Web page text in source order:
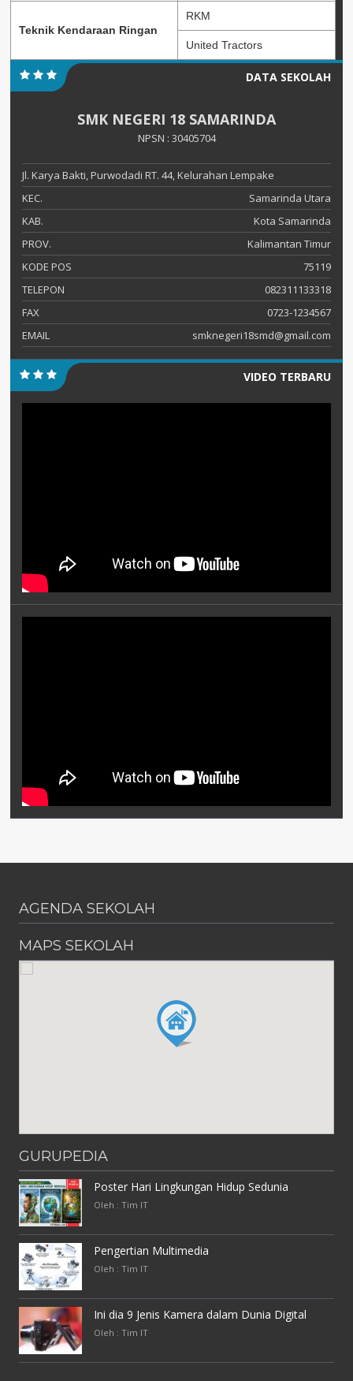
Teknik Kendaraan Ringan
RKM
United Tractors
DATA SEKOLAH
SMK NEGERI 18 SAMARINDA
NPSN : 30405704
Jl. Karya Bakti, Purwodadi RT. 44, Kelurahan Lempake
KEC.
Samarinda Utara
KAB.
Kota Samarinda
PROV.
Kalimantan Timur
KODE POS
75119
TELEPON
082311133318
FAX
0723-1234567
EMAIL
smknegeri18smd@gmail.com
VIDEO TERBARU
AGENDA SEKOLAH
MAPS SEKOLAH
GURUPEDIA
Poster Hari Lingkungan Hidup Sedunia
Oleh : Tim IT
Pengertian Multimedia
Oleh : Tim IT
Ini dia 9 Jenis Kamera dalam Dunia Digital
Oleh : Tim IT